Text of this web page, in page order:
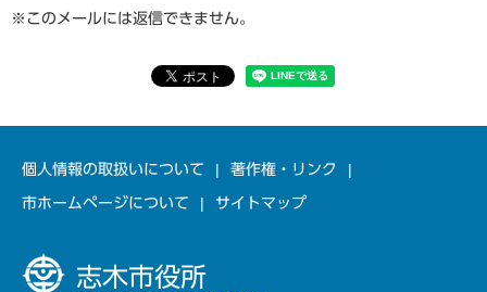
※このメールには返信できません。
個人情報の取扱いについて 著作権・リンク
市ホームページについて サイトマップ
志木市役所